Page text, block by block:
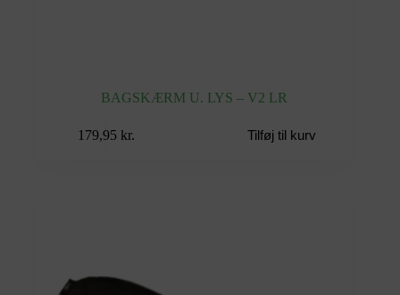
BAGSKÆRM U. LYS – V2 LR
179,95 kr. Tilføj til kurv